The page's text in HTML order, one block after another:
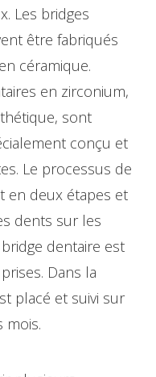
Les bridges
être fabriqués
céramique.
en zirconium,
sont
conçu et
Le processus de
en deux étapes et
dents sur les
dentaire est
Dans la
placé et suivi sur
mois.